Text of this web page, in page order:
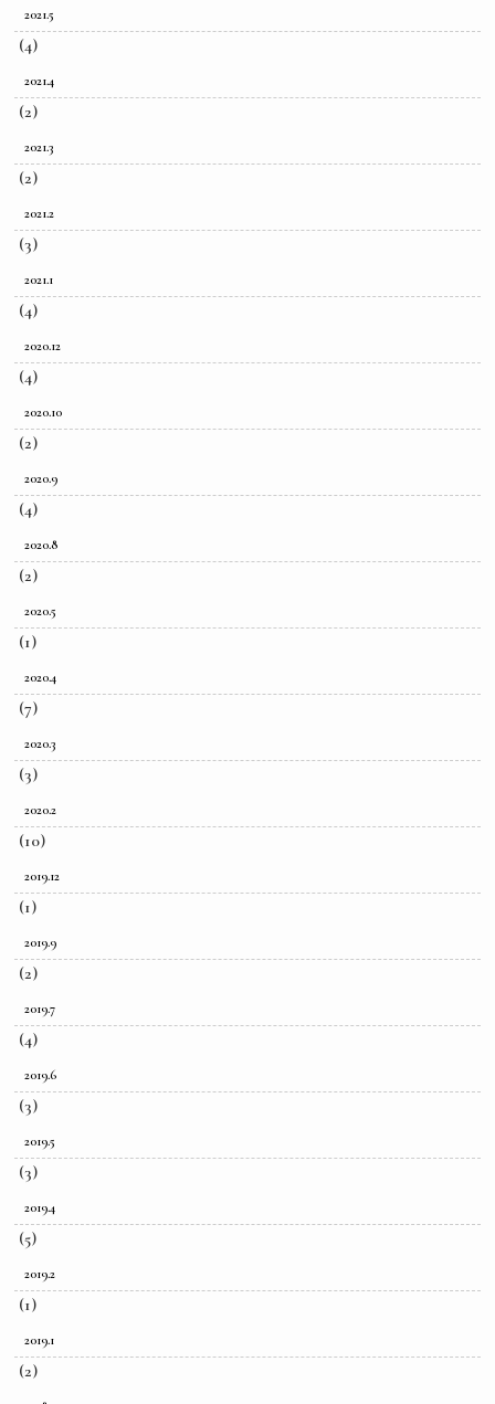
2021.5
(4)
2021.4
(2)
2021.3
(2)
2021.2
(3)
2021.1
(4)
2020.12
(4)
2020.10
(2)
2020.9
(4)
2020.8
(2)
2020.5
(1)
2020.4
(7)
2020.3
(3)
2020.2
(10)
2019.12
(1)
2019.9
(2)
2019.7
(4)
2019.6
(3)
2019.5
(3)
2019.4
(5)
2019.2
(1)
2019.1
(2)